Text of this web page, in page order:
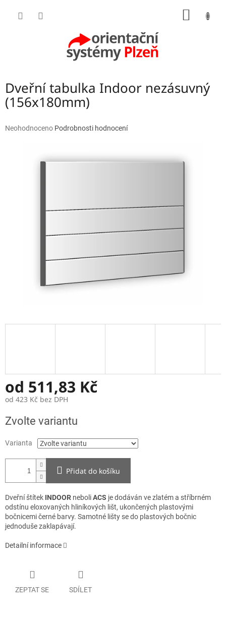
Dveřní tabulka Indoor nezásuvný
(156x180mm)
Průměrné
Neohodnoceno Podrobnosti hodnocení
od 511,83 Kč
od 423 Kč bez DPH
cena:
Zvolte variantu
Varianta
Přidat do košíku
Dveřní štítek INDOOR neboliACS je dodáván ve zlatém a stříbrném
odstínu eloxovaných hliníkových lišt, ukončených plastovými
bočnicemi černé barvy. Samotné lišty se do plastových bočnic
jednoduše zaklapávají.
Detailní informace
ZEPTAT SE SDÍLET